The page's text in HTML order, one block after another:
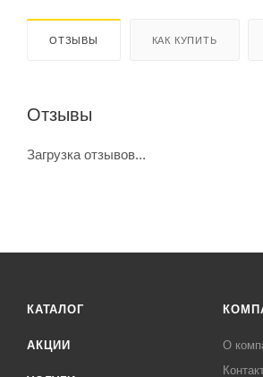
ОТЗЫВЫ КАК КУПИТЬ
Отзывы
Загрузка отзывов...
КАТАЛОГ
АКЦИИ
О